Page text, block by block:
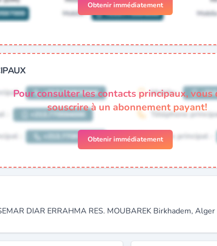
Obtenir immédiatement
Pour consulter les contacts principaux, vous
souscrire à un abonnement payant!
Obtenir immédiatement
DIAR ERRAHMA RES. MOUBAREK Birkhadem,